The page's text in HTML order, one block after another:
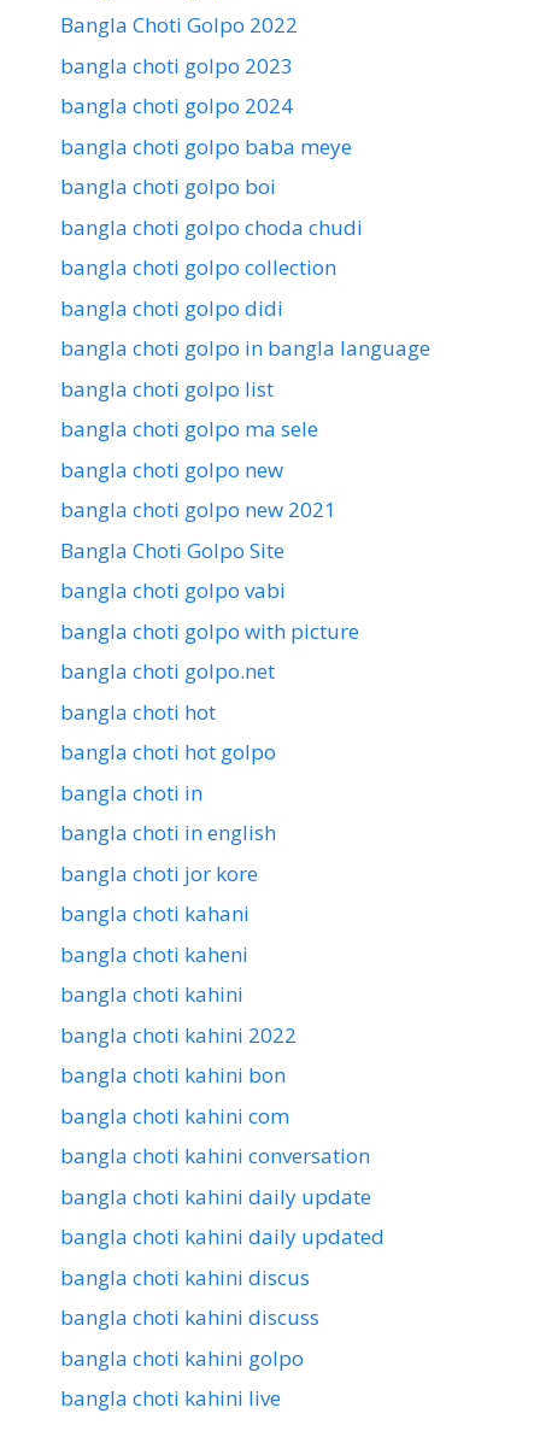
Bangla Choti Golpo 2022
bangla choti golpo 2023
bangla choti golpo 2024
bangla choti golpo baba meye
bangla choti golpo boi
bangla choti golpo choda chudi
bangla choti golpo collection
bangla choti golpo didi
bangla choti golpo in bangla language
bangla choti golpo list
bangla choti golpo ma sele
bangla choti golpo new
bangla choti golpo new 2021
Bangla Choti Golpo Site
bangla choti golpo vabi
bangla choti golpo with picture
bangla choti golpo.net
bangla choti hot
bangla choti hot golpo
bangla choti in
bangla choti in english
bangla choti jor kore
bangla choti kahani
bangla choti kaheni
bangla choti kahini
bangla choti kahini 2022
bangla choti kahini bon
bangla choti kahini com
bangla choti kahini conversation
bangla choti kahini daily update
bangla choti kahini daily updated
bangla choti kahini discus
bangla choti kahini discuss
bangla choti kahini golpo
bangla choti kahini live